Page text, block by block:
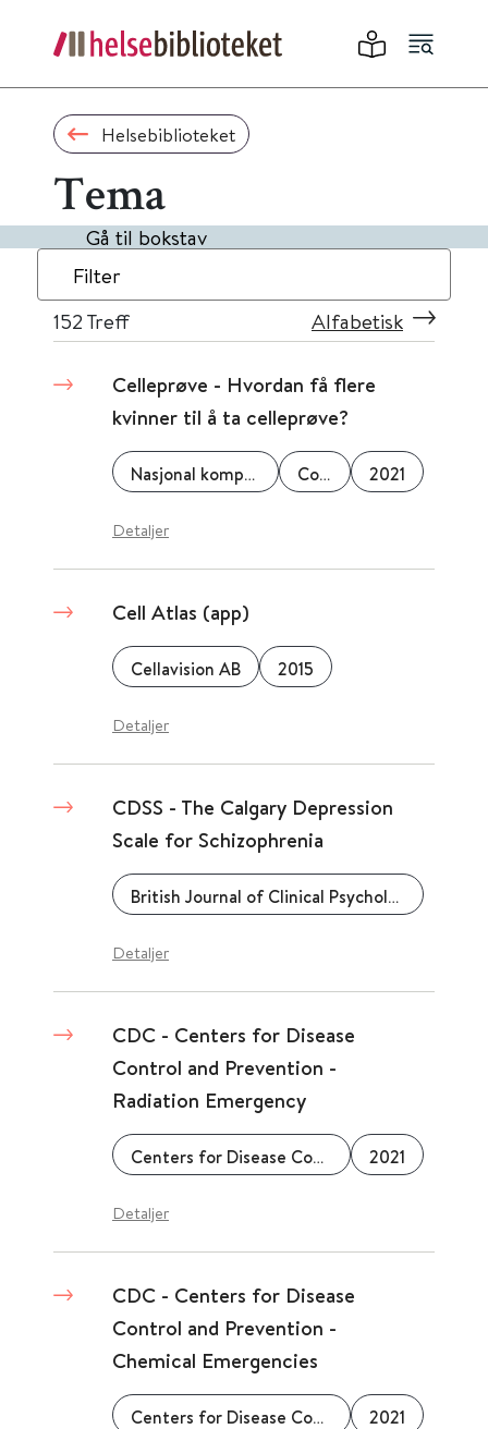
Helsebiblioteket
Tema
Gå til bokstav
Filter
152 Treff Alfabetisk
Celleprøve - Hvordan få flere
kvinner til å ta celleprøve?
Nasjonal kompetansetjeneste for læring og mestring innen helse Cochrane Norway 2021
Detaljer
Cell Atlas (app)
Cellavision AB 2015
Detaljer
CDSS - The Calgary Depression
Scale for Schizophrenia
British Journal of Clinical Psychology
Detaljer
CDC - Centers for Disease
Control and Prevention -
Radiation Emergency
Centers for Disease Control & Prevention (CDC) 2021
Detaljer
CDC - Centers for Disease
Control and Prevention -
Chemical Emergencies
Centers for Disease Control & Prevention (CDC) 2021